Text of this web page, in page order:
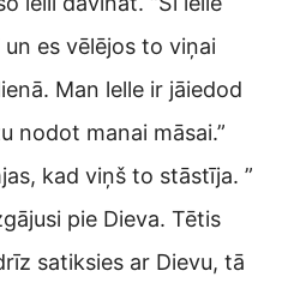
es vēlējos to viņai
Man lelle ir jāiedod
nodot manai māsai.”
kad viņš to stāstīja. ”
pie Dieva. Tētis
satiksies ar Dievu, tā